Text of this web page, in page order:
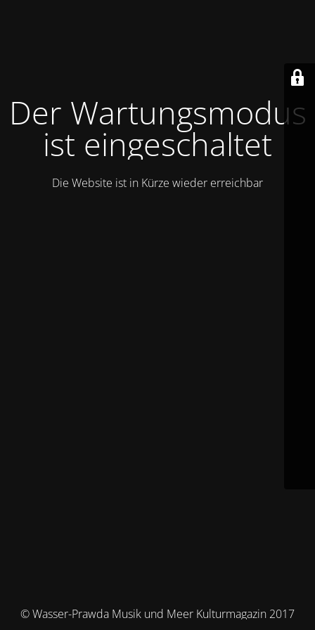
Der Wartungsmodus
ist eingeschaltet
Die Website ist in Kürze wieder erreichbar
© Wasser-Prawda Musik und Meer Kulturmagazin 2017